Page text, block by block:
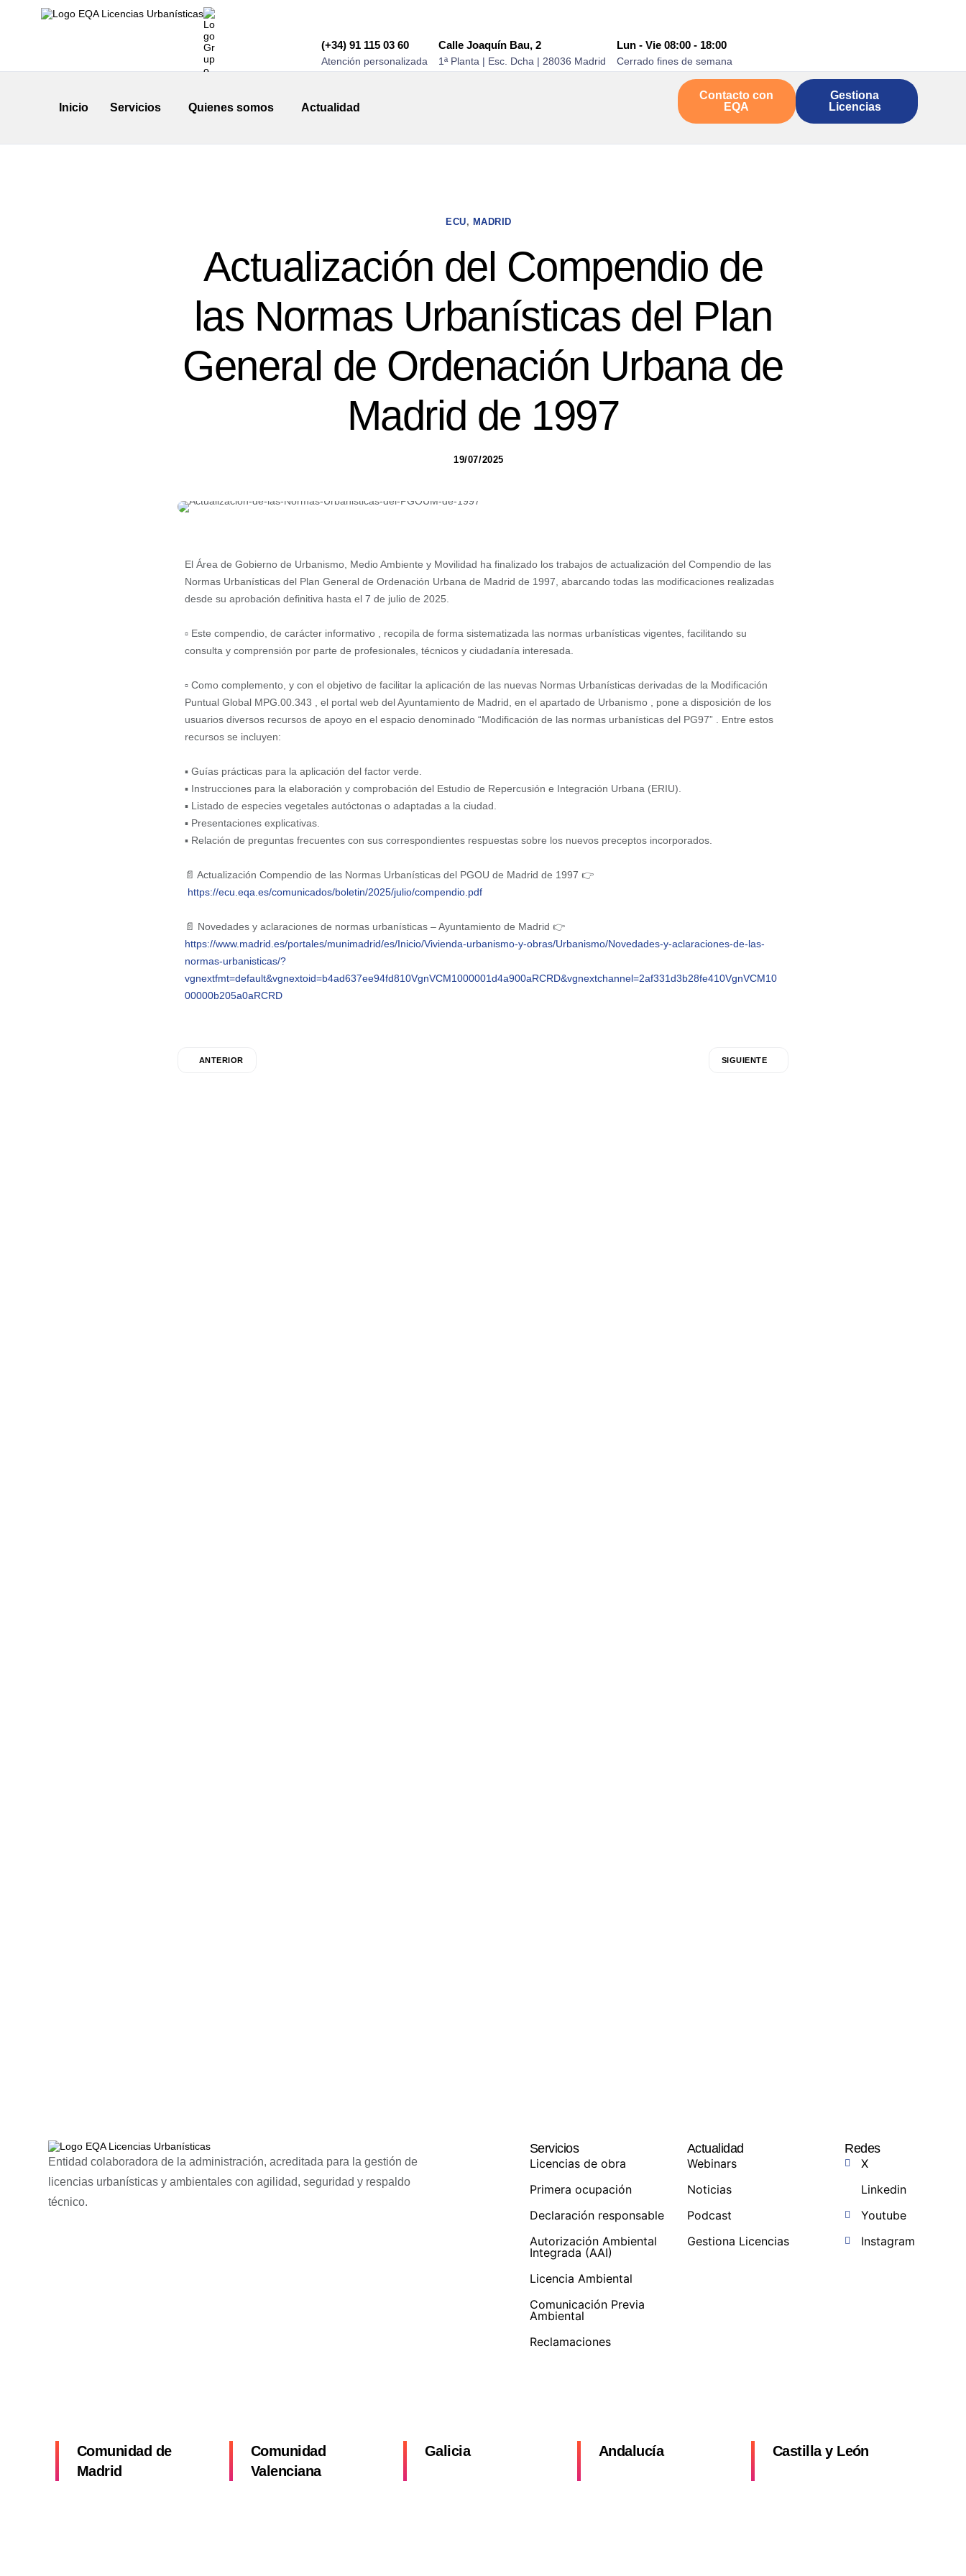
(+34) 91 115 03 60
Atención personalizada
Calle Joaquín Bau, 2
1ª Planta | Esc. Dcha | 28036 Madrid
Lun - Vie 08:00 - 18:00
Cerrado fines de semana
Inicio Servicios Quienes somos Actualidad
Contacto con
EQA
Gestiona
Licencias
ECU, MADRID
Actualización del Compendio de
las Normas Urbanísticas del Plan
General de Ordenación Urbana de
Madrid de 1997
19/07/2025
El Área de Gobierno de Urbanismo, Medio Ambiente y Movilidad ha finalizado los trabajos de actualización del Compendio de las
Normas Urbanísticas del Plan General de Ordenación Urbana de Madrid de 1997, abarcando todas las modificaciones realizadas
desde su aprobación definitiva hasta el 7 de julio de 2025.
▫️ Este compendio, de carácter informativo , recopila de forma sistematizada las normas urbanísticas vigentes, facilitando su
consulta y comprensión por parte de profesionales, técnicos y ciudadanía interesada.
▫️ Como complemento, y con el objetivo de facilitar la aplicación de las nuevas Normas Urbanísticas derivadas de la Modificación
Puntual Global MPG.00.343 , el portal web del Ayuntamiento de Madrid, en el apartado de Urbanismo , pone a disposición de los
usuarios diversos recursos de apoyo en el espacio denominado “Modificación de las normas urbanísticas del PG97” . Entre estos
recursos se incluyen:
▪️ Guías prácticas para la aplicación del factor verde.
▪️ Instrucciones para la elaboración y comprobación del Estudio de Repercusión e Integración Urbana (ERIU).
▪️ Listado de especies vegetales autóctonas o adaptadas a la ciudad.
▪️ Presentaciones explicativas.
▪️ Relación de preguntas frecuentes con sus correspondientes respuestas sobre los nuevos preceptos incorporados.
📄 Actualización Compendio de las Normas Urbanísticas del PGOU de Madrid de 1997 👉
https://ecu.eqa.es/comunicados/boletin/2025/julio/compendio.pdf
📄 Novedades y aclaraciones de normas urbanísticas – Ayuntamiento de Madrid 👉
https://www.madrid.es/portales/munimadrid/es/Inicio/Vivienda-urbanismo-y-obras/Urbanismo/Novedades-y-aclaraciones-de-las-
normas-urbanisticas/?
vgnextfmt=default&vgnextoid=b4ad637ee94fd810VgnVCM1000001d4a900aRCRD&vgnextchannel=2af331d3b28fe410VgnVCM10
00000b205a0aRCRD
ANTERIOR SIGUIENTE
Entidad colaboradora de la administración, acreditada para la gestión de
licencias urbanísticas y ambientales con agilidad, seguridad y respaldo
técnico.
Servicios
Licencias de obra
Primera ocupación
Declaración responsable
Autorización Ambiental
Integrada (AAI)
Licencia Ambiental
Comunicación Previa
Ambiental
Reclamaciones
Actualidad
Webinars
Noticias
Podcast
Gestiona Licencias
Redes
X
Linkedin
Youtube
Instagram
Comunidad de
Madrid
Comunidad
Valenciana
Galicia Andalucía Castilla y León